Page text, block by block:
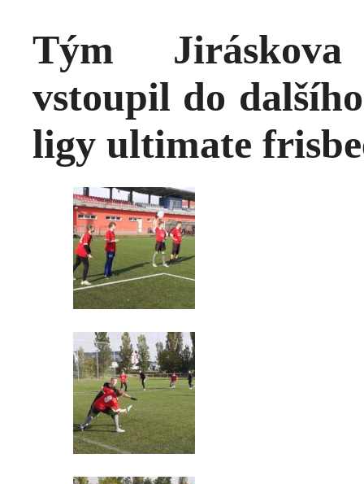
Tým Jiráskova
vstoupil do
ligy ultimate